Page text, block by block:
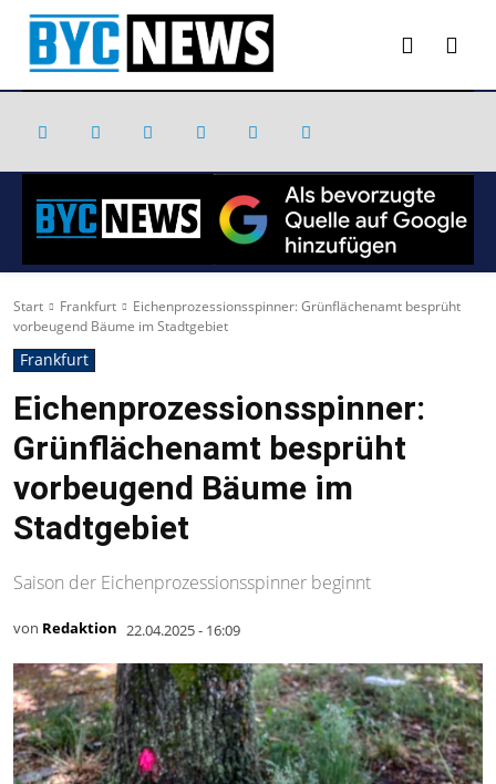
Start Frankfurt
Eichenprozessionsspinner: Grünflächenamt besprüht
vorbeugend Bäume im Stadtgebiet
Frankfurt
Eichenprozessionsspinner:
Grünflächenamt besprüht
vorbeugend Bäume im
Stadtgebiet
Saison der Eichenprozessionsspinner beginnt
von Redaktion 22.04.2025 - 16:09